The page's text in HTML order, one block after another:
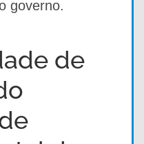
governo.
de